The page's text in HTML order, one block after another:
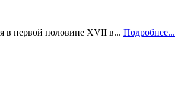
в первой половине XVII в... Подробнее...